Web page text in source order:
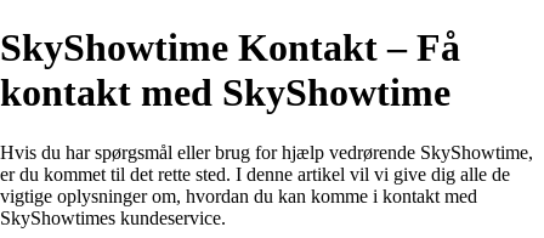
SkyShowtime Kontakt – Få
kontakt med SkyShowtime
Hvis du har spørgsmål eller brug for hjælp vedrørende SkyShowtime,
er du kommet til det rette sted. I denne artikel vil vi give dig alle de
vigtige oplysninger om, hvordan du kan komme i kontakt med
SkyShowtimes kundeservice.